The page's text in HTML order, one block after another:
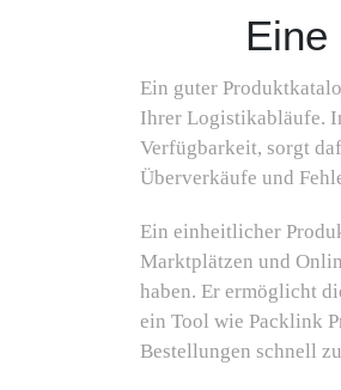
Eine
Ein guter
Ihrer Logistikabläufe.
Verfügbarkeit, sorgt
Überverkäufe und
Ein einheitlicher
Marktplätzen und
haben. Er ermöglicht
ein Tool wie Packlink
Bestellungen schnell